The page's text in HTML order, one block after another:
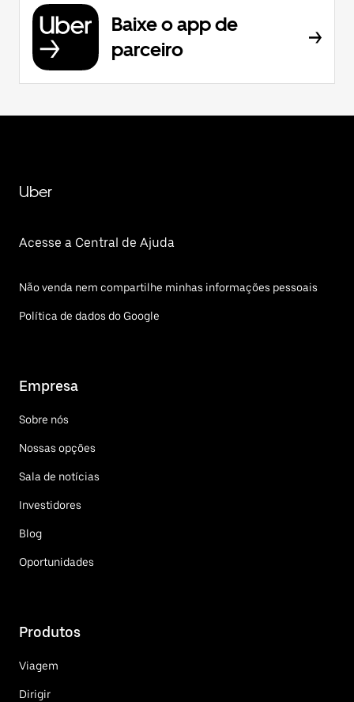
Baixe o app de
parceiro
Uber
Acesse a Central de Ajuda
Não venda nem compartilhe minhas informações pessoais
Política de dados do Google
Empresa
Sobre nós
Nossas opções
Sala de notícias
Investidores
Blog
Oportunidades
Produtos
Viagem
Dirigir